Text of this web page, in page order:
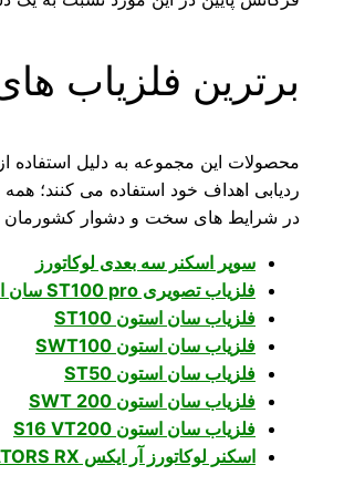
برترین فلزیاب
محصولات این مجموعه به دلیل استفاده
ردیابی اهداف خود استفاده می کنند؛
در شرایط های سخت و دشوار کشورمان
سوپر اسکنر سه بعدی لوکاتورز
فلزیاب تصویری ST100 pro سان استون
فلزیاب سان استون ST100
فلزیاب سان استون SWT100
فلزیاب سان استون ST50
فلزیاب سان استون SWT 200
فلزیاب سان استون S16 VT200
اسکنر لوکاتورز آر ایکس LOCATORS RX